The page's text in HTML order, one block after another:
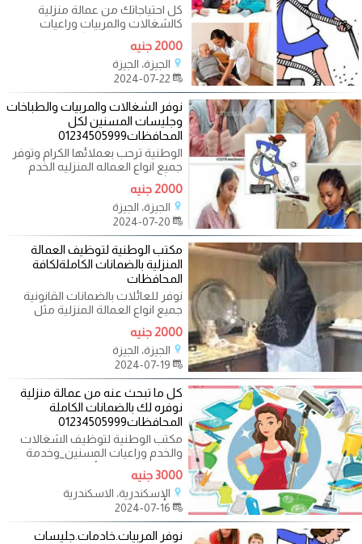
كل احتياجاتك من عمالة منزلية
كالشغالات والمربيات وراعيات
المسنين بنوفره لك بكامل الضمانات
2000 جنيه
الجيزة، الجيزة
نوفر الشغالات والمربيات والطباخات
وجليسات المسنين لكل
المحافظات01234505999
الوطنية ترحب بعملائها الكرام وتوفر
جميع انواع العماله المنزليه الخدم
والشغالات بمختلف الجنسيات
2000 جنيه
الجيزة، الجيزة
مكتب الوطنية لتوظيف العمالة
المنزلية بالضمانات الكاملةلكافة
المحافظات
نوفر للعائلات بالضمانات القانونية
جميع انواع العمالة المنزلية مثل
المربيات والطباخات وعاملات
2000 جنيه
الجيزة، الجيزة
كل ما تبحث عنه من عمالة منزلية
نوفره لك بالضمانات الكاملة
المحافظات01234505999
مكتب الوطنية لتوظيف الشغالات
والخدم وراعيات المسنين_وخدمة
الزواج للاسر والعائلات فقط _نوفر
جميع
3000 جنيه
الإسكندرية، الاسكندرية
نوفر المربيات.خادمات.جليسات